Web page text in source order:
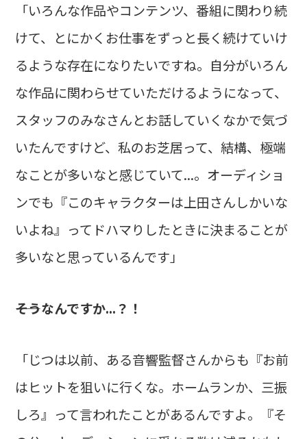
「いろんな作品やコンテンツ、番組に関わり続
けて、とにかくお仕事をずっと長く続けていけ
るような存在になりたいですね。自分がいろん
な作品に関わらせていただけるようになって、
スタッフのみなさんとお話していくなかで気づ
いたんですけど、私のお芝居って、結構、極端
なことが多いなと感じていて...。オーディショ
ンでも『このキャラクターは上田さんしかいな
いよね』ってドハマりしたときに決まることが
多いなと思っているんです」
――そうなんですか...？！
「じつは以前、ある音響監督さんからも『お前
はヒットを狙いに行くな。ホームランか、三振
しろ』って言われたことがあるんですよ。『そ